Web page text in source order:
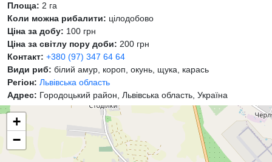
Площа: 2 га
Коли можна рибалити: цілодобово
Ціна за добу: 100 грн
Ціна за світлу пору доби: 200 грн
Контакт: +380 (97) 347 64 64
Види риб: білий амур, короп, окунь, щука, карась
Регіон: Львівська область
Адрес: Городоцький район, Львівська область, Україна
+
−